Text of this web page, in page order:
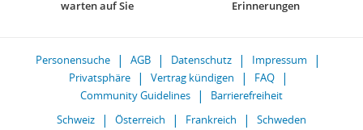
warten auf Sie
Erinnerungen
Personensuche AGB Datenschutz
Impressum
Privatsphäre
Vertrag kündigen
FAQ
Community Guidelines
Barrierefreiheit
Schweiz
Österreich Frankreich Schweden